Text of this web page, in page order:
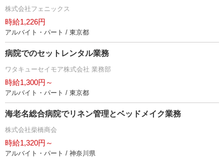
株式会社フェニックス
時給1,226円
アルバイト・パート / 東京都
病院でのセットレンタル業務
ワタキューセイモア株式会社 業務部
時給1,300円～
アルバイト・パート / 東京都
海老名総合病院でリネン管理とベッドメイク業務
株式会社柴橋商会
時給1,320円～
アルバイト・パート / 神奈川県